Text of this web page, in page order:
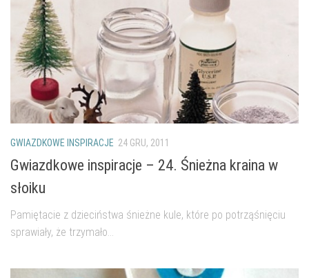
GWIAZDKOWE INSPIRACJE 24 GRU, 2011
Gwiazdkowe inspiracje – 24. Śnieżna kraina w
słoiku
Pamiętacie z dzieciństwa śnieżne kule, które po potrząśnięciu
sprawiały, że trzymało...